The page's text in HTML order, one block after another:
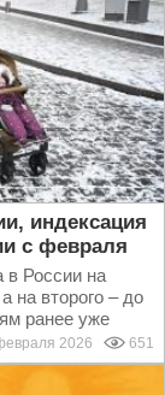
индексация
с февраля
в России на
на второго – до
ранее уже
2026 651